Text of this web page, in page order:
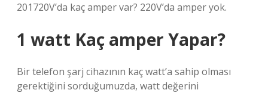
201720V’da kaç amper var? 220V’da amper yok.
1 watt Kaç amper Yapar?
Bir telefon şarj cihazının kaç watt’a sahip olması
gerektiğini sorduğumuzda, watt değerini